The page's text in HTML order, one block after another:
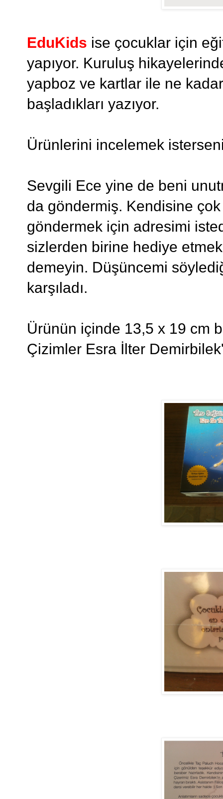
EduKids ise çocuklar için
yapıyor. Kuruluş
yapboz ve kartlar ile ne
başladıkları yazıyor.
Ürünlerini incelemek
Sevgili Ece yine de beni
da göndermiş. Kendisine
göndermek için adresimi
sizlerden birine hediye
demeyin. Düşüncemi
karşıladı.
Ürünün içinde 13,5 x 19 cm
Çizimler Esra İlter